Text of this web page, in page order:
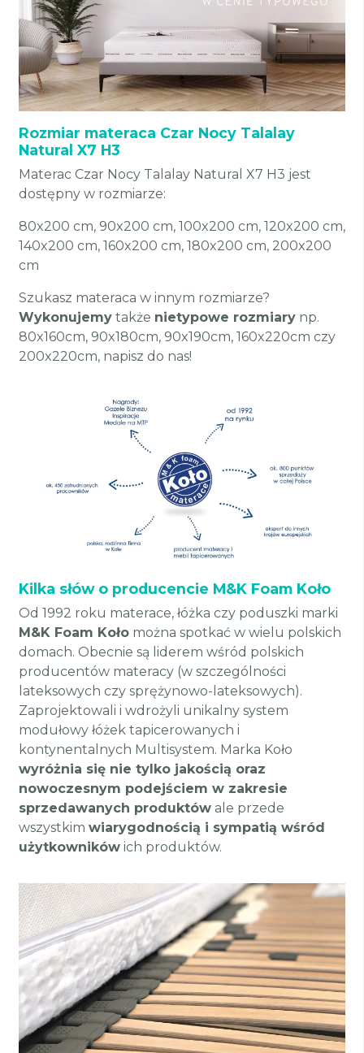
Rozmiar materaca Czar Nocy Talalay
Natural X7 H3
Materac Czar Nocy Talalay Natural X7 H3 jest
dostępny w rozmiarze:
80x200 cm, 90x200 cm, 100x200 cm, 120x200 cm,
140x200 cm, 160x200 cm, 180x200 cm, 200x200
cm
Szukasz materaca w innym rozmiarze?
Wykonujemy także nietypowe rozmiary np.
80x160cm, 90x180cm, 90x190cm, 160x220cm czy
200x220cm, napisz do nas!
Kilka słów o producencie M&K Foam Koło
Od 1992 roku materace, łóżka czy poduszki marki
M&K Foam Koło można spotkać w wielu polskich
domach. Obecnie są liderem wśród polskich
producentów materacy (w szczególności
lateksowych czy sprężynowo-lateksowych).
Zaprojektowali i wdrożyli unikalny system
modułowy łóżek tapicerowanych i
kontynentalnych Multisystem. Marka Koło
wyróżnia się nie tylko jakością oraz
nowoczesnym podejściem w zakresie
sprzedawanych produktów ale przede
wszystkim wiarygodnością i sympatią wśród
użytkowników ich produktów.